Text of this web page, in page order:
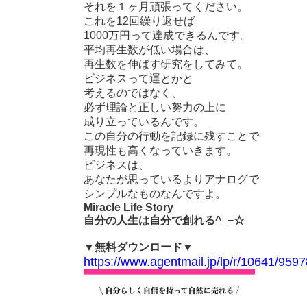
それを１ヶ月頑張ってください。
これを12回繰り返せば
1000万円って達成できるんです。
平均再生数が低い場合は、
再生数を伸ばす研究をしてみて。
ビジネスって運とかと
考えるのではなく、
必ず理論と正しい努力の上に
成り立っているんです。
この自分の行動を記録に残すことで
再現性も高くなっていきます。
ビジネスは、
あなたが思っているよりアナログで
シンプルなものなんですよ。
Miracle Life Story
自分の人生は自分で創れる^_−☆
▼無料ダウンロード▼
https://www.agentmail.jp/lp/r/10641/